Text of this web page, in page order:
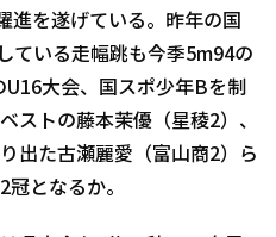
進を遂げている。昨年の国
ている走幅跳も今季5m94の
U16大会、国スポ少年Bを制
ストの藤本茉優（星稜2）、
出た古瀬麗愛（富山商2）ら
となるか。